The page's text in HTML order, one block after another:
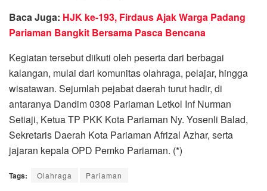
Baca Juga: HJK ke-193, Firdaus Ajak Warga Padang
Pariaman Bangkit Bersama Pasca Bencana
Kegiatan tersebut diikuti oleh peserta dari berbagai
kalangan, mulai dari komunitas olahraga, pelajar, hingga
wisatawan. Sejumlah pejabat daerah turut hadir, di
antaranya Dandim 0308 Pariaman Letkol Inf Nurman
Setiaji, Ketua TP PKK Kota Pariaman Ny. Yosenli Balad,
Sekretaris Daerah Kota Pariaman Afrizal Azhar, serta
jajaran kepala OPD Pemko Pariaman. (*)
Tags: Olahraga Pariaman